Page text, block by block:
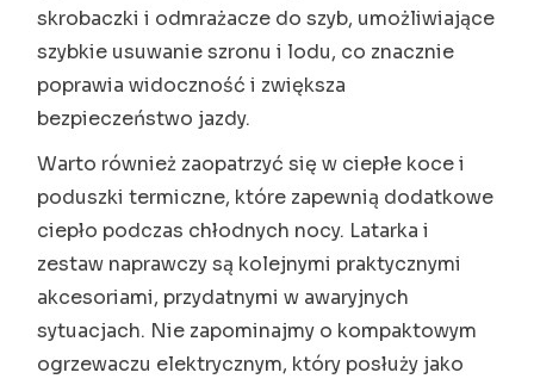
skrobaczki i odmrażacze do szyb, umożliwiające
szybkie usuwanie szronu i lodu, co znacznie
poprawia widoczność i zwiększa
bezpieczeństwo jazdy.
Warto również zaopatrzyć się w ciepłe koce i
poduszki termiczne, które zapewnią dodatkowe
ciepło podczas chłodnych nocy. Latarka i
zestaw naprawczy są kolejnymi praktycznymi
akcesoriami, przydatnymi w awaryjnych
sytuacjach. Nie zapominajmy o kompaktowym
ogrzewaczu elektrycznym, który posłuży jako